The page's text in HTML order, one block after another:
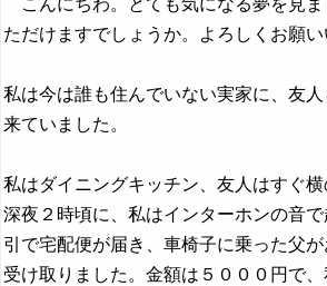
こんにちわ。とても気になる夢を見ま
ただけますでしょうか。よろしくお願い
私は今は誰も住んでいない実家に、友
来ていました。
私はダイニングキッチン、友人はすぐ横
深夜２時頃に、私はインターホンの音
引で宅配便が届き、車椅子に乗った父
受け取りました。金額は５０００円で